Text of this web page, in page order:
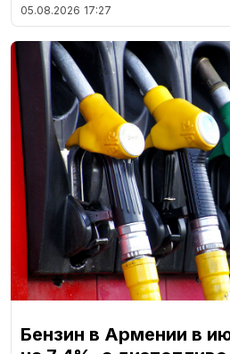
05.08.2026 17:27
Бензин в Армении в